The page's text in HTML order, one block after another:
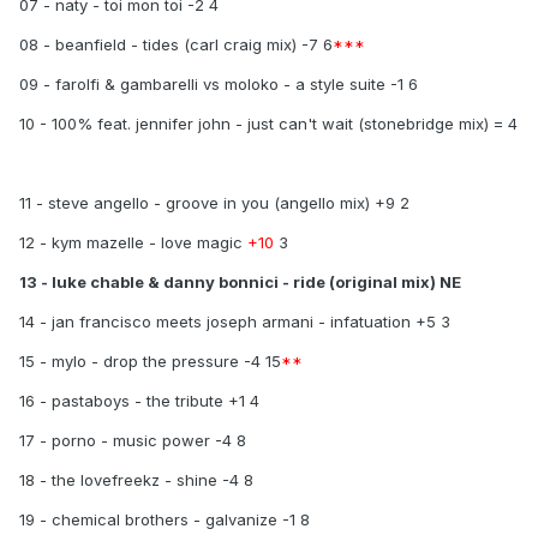
07 - naty - toi mon toi -2 4
08 - beanfield - tides (carl craig mix) -7 6***
09 - farolfi & gambarelli vs moloko - a style suite -1 6
10 - 100% feat. jennifer john - just can't wait (stonebridge mix) = 4
11 - steve angello - groove in you (angello mix) +9 2
12 - kym mazelle - love magic +10 3
13 - luke chable & danny bonnici - ride (original mix) NE
14 - jan francisco meets joseph armani - infatuation +5 3
15 - mylo - drop the pressure -4 15**
16 - pastaboys - the tribute +1 4
17 - porno - music power -4 8
18 - the lovefreekz - shine -4 8
19 - chemical brothers - galvanize -1 8